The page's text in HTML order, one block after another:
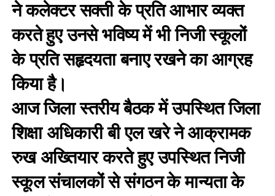
ने कलेक्टर सक्ती के प्रति आभार व्यक्त
करते हुए उनसे भविष्य में भी निजी स्कूलों
के प्रति सहृदयता बनाए रखने का आग्रह
किया है।
आज जिला स्तरीय बैठक में उपस्थित जिला
शिक्षा अधिकारी बी एल खरे ने आक्रामक
रुख अख्तियार करते हुए उपस्थित निजी
स्कूल संचालकों से संगठन के मान्यता के